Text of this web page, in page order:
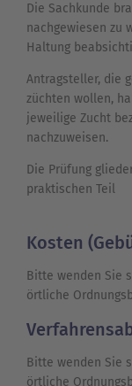
Die Sachkunde
nachgewiesen zu
Haltung
Antragsteller, die
züchten wollen,
jeweilige Zucht
nachzuweisen.
Die Prüfung
praktischen Teil
Kosten
Bitte wenden Sie
örtliche
Bitte wenden Sie
örtliche